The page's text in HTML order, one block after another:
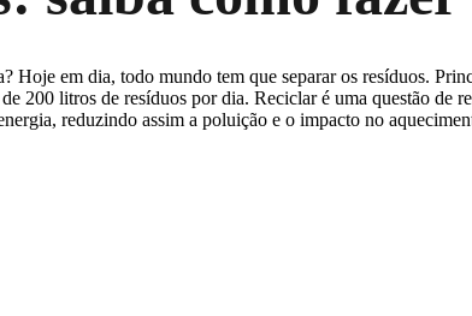
em dia, todo mundo tem que separar os resíduos.
200 litros de resíduos por dia. Reciclar é uma questão de
reduzindo assim a poluição e o impacto no